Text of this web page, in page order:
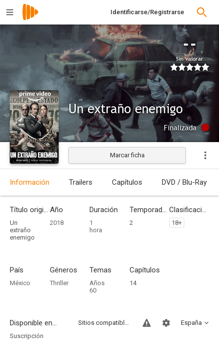
Identificarse/Registrarse
--
Sin valorar
Un extraño enemigo
Finalizada
Marcar ficha
Información Trailers Capítulos DVD / Blu-Ray
Título original
Un
extraño
enemigo
Año
2018
Duración
1
hora
Temporadas
2
Clasificación por edades
18+
País
México
Géneros
Thriller
Temas
Años
60
Capítulos
14
Disponible en... España
Sitios compatibles
Suscripción